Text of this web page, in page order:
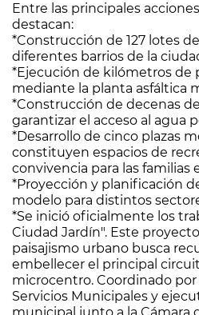
Entre las principales
destacan:
*Construcción de 127 lotes
diferentes barrios de la
*Ejecución de kilómetros de
mediante la planta asfáltica
*Construcción de decenas
garantizar el acceso al agua
*Desarrollo de cinco plazas
constituyen espacios de
convivencia para las familias
*Proyección y planificación
modelo para distintos
*Se inició oficialmente los
Ciudad Jardín". Este
paisajismo urbano busca
embellecer el principal
microcentro. Coordinado
Servicios Municipales y